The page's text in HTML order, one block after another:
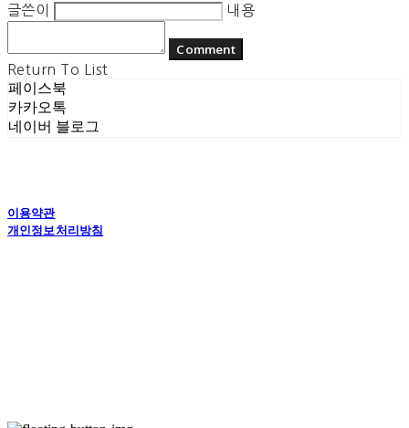
글쓴이
내용
Comment
Return To List
페이스북
카카오톡
네이버 블로그
이용약관
개인정보처리방침